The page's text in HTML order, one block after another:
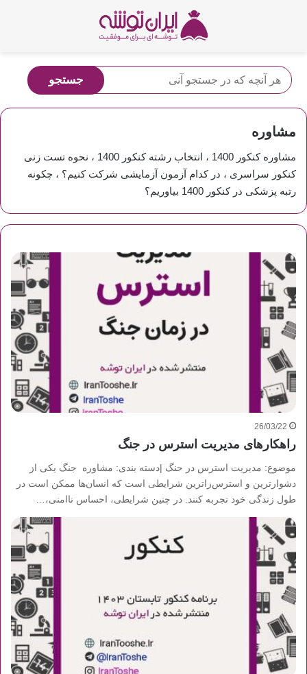
مشاوره
مشاوره کنکور 1400 ، انتخاب رشته کنکور 1400 ، نحوه تست زنی
کنکور سراسری ، در کدام آزمون آزمایشی شرکت کنیم؟ ، چکونه
رتبه پزشکی در کنکور 1400 بیاوریم؟
26/03/22
راهکارهای مدیریت استرس در جنگ
موضوع: مدیریت استرس در حنگ |دسته بندی: مشاوره جنگ یکی از
دشوارترین و استرس‌زا‌ترین شرایطی است که انسان‌ها ممکن است در
طول زندگی خود تجربه کنند. در چنین شرایطی، احساس ناامنی،…